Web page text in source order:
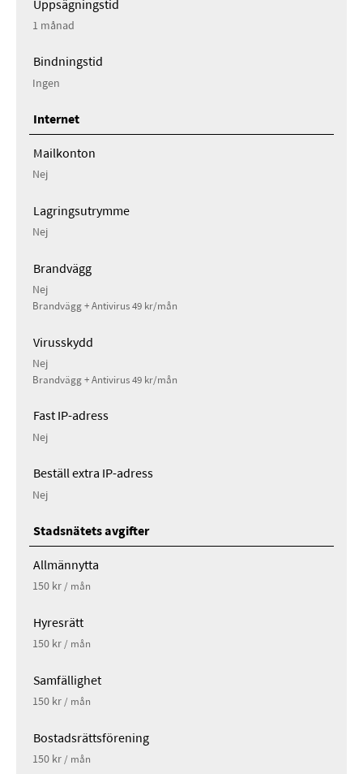
Uppsägningstid
1 månad
Bindningstid
Ingen
Internet
Mailkonton
Nej
Lagringsutrymme
Nej
Brandvägg
Nej
Brandvägg + Antivirus 49 kr/mån
Virusskydd
Nej
Brandvägg + Antivirus 49 kr/mån
Fast IP-adress
Nej
Beställ extra IP-adress
Nej
Stadsnätets avgifter
Allmännytta
150 kr / mån
Hyresrätt
150 kr / mån
Samfällighet
150 kr / mån
Bostadsrättsförening
150 kr / mån